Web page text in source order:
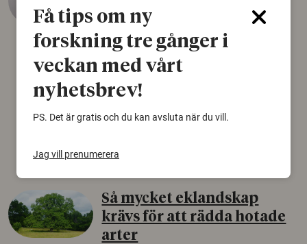
22 juni 2026
Det som arkeologer länge trodde var en
björnfäll visar sig vara delar av en 2000 år
gammal sko. Fyndet bär spår av romerskt
skomode och beskrivs som mycket ovanligt i
Norden.
Så mycket eklandskap
krävs för att rädda hotade
arter
Få tips om ny
forskning tre gånger i
veckan med vårt
nyhetsbrev!
PS. Det är gratis och du kan avsluta när du vill.
Jag vill prenumerera